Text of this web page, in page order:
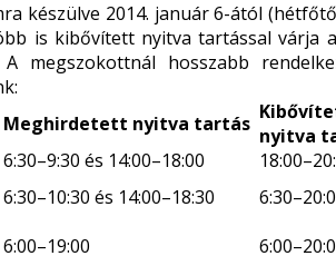
készülve 2014. január 6-ától
is kibővített nyitva tartással várja
megszokottnál hosszabb
Meghirdetett nyitva tartás nyitva
6:30–9:30 és 14:00–18:00
6:30–10:30 és 14:00–18:30
6:00–19:00